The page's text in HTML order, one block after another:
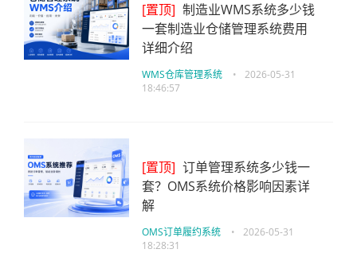
[置顶] 制造业WMS系统多少钱
一套制造业仓储管理系统费用
详细介绍
WMS仓库管理系统 •
2026-05-31
18:46:57
[置顶] 订单管理系统多少钱一
套？OMS系统价格影响因素详
解
OMS订单履约系统 •
2026-05-31
18:28:31